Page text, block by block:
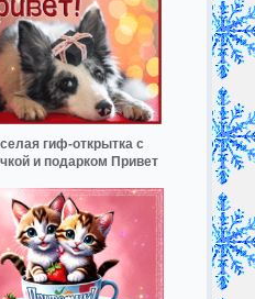
гиф-открытка с
и подарком Привет